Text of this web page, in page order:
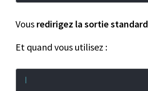
Vous redirigez la sortie standard
Et quand vous utilisez :